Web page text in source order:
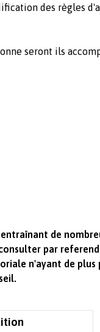
des règles
seront ils
de
par
n'ayant de plus